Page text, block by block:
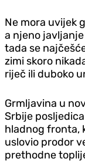
Ne mora uvijek
a njeno
tada se
zimi skoro
riječ ili duboko
Grmljavina u
Srbije
hladnog fronta,
uslovio prodor
prethodne